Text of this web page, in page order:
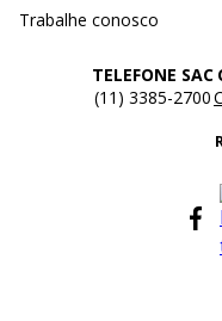
Trabalhe conosco
TELEFONE SAC
(11) 3385-2700